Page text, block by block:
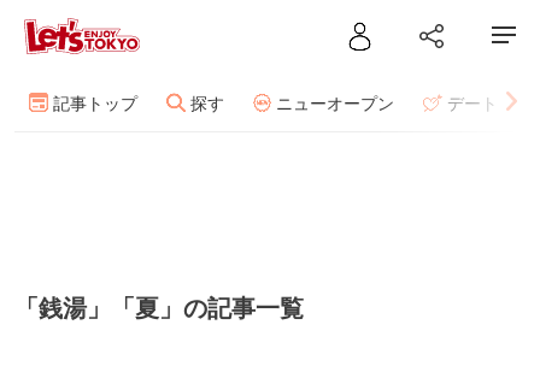
記事トップ 探す ニューオープン デート
「銭湯」「夏」の記事一覧